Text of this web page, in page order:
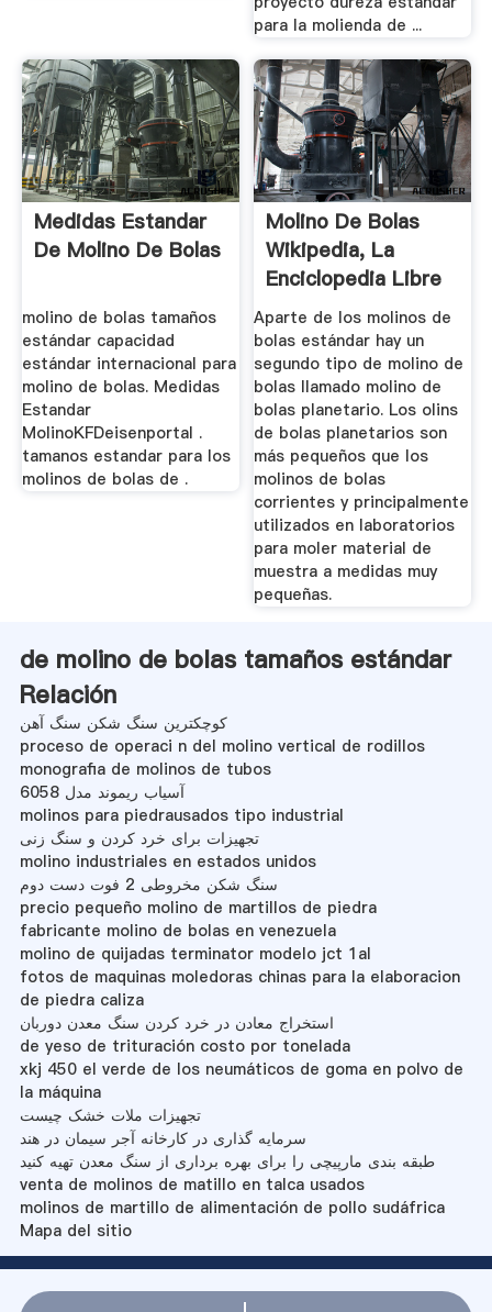
para la molienda de ...
Medidas Estandar
De Molino De Bolas
molino de bolas tamaños
estándar capacidad
estándar internacional para
molino de bolas. Medidas
Estandar
MolinoKFDeisenportal .
tamanos estandar para los
molinos de bolas de .
Molino De Bolas
Wikipedia, La
Enciclopedia Libre
Aparte de los molinos de
bolas estándar hay un
segundo tipo de molino de
bolas llamado molino de
bolas planetario. Los olins
de bolas planetarios son
más pequeños que los
molinos de bolas
corrientes y principalmente
utilizados en laboratorios
para moler material de
muestra a medidas muy
pequeñas.
de molino de bolas tamaños estándar
Relación
کوچکترین سنگ شکن سنگ آهن
proceso de operaci n del molino vertical de rodillos
monografia de molinos de tubos
آسیاب ریموند مدل 6058
molinos para piedrausados tipo industrial
تجهیزات برای خرد کردن و سنگ زنی
molino industriales en estados unidos
سنگ شکن مخروطی 2 فوت دست دوم
precio pequeño molino de martillos de piedra
fabricante molino de bolas en venezuela
molino de quijadas terminator modelo jct 1al
fotos de maquinas moledoras chinas para la elaboracion
de piedra caliza
استخراج معادن در خرد کردن سنگ معدن دوربان
de yeso de trituración costo por tonelada
xkj 450 el verde de los neumáticos de goma en polvo de
la máquina
تجهیزات ملات خشک چیست
سرمایه گذاری در کارخانه آجر سیمان در هند
طبقه بندی مارپیچی را برای بهره برداری از سنگ معدن تهیه کنید
venta de molinos de matillo en talca usados
molinos de martillo de alimentación de pollo sudáfrica
Mapa del sitio